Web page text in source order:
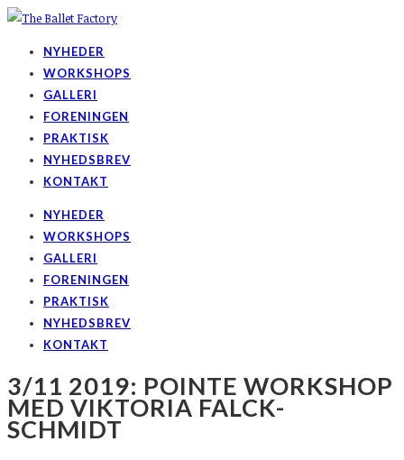
NYHEDER
WORKSHOPS
GALLERI
FORENINGEN
PRAKTISK
NYHEDSBREV
KONTAKT
NYHEDER
WORKSHOPS
GALLERI
FORENINGEN
PRAKTISK
NYHEDSBREV
KONTAKT
3/11 2019: POINTE WORKSHOP
MED VIKTORIA FALCK-
SCHMIDT